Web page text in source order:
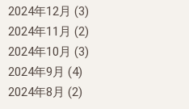
2024年12月 (3)
2024年11月 (2)
2024年10月 (3)
2024年9月 (4)
2024年8月 (2)